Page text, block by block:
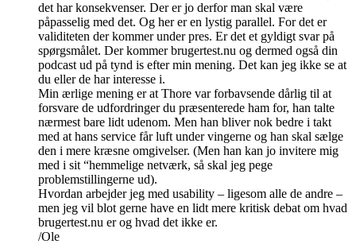
det har konsekvenser. Der er jo derfor man skal være
påpasselig med det. Og her er en lystig parallel. For det er
validiteten der kommer under pres. Er det et gyldigt svar på
spørgsmålet. Der kommer brugertest.nu og dermed også din
podcast ud på tynd is efter min mening. Det kan jeg ikke se at
du eller de har interesse i.
Min ærlige mening er at Thore var forbavsende dårlig til at
forsvare de udfordringer du præsenterede ham for, han talte
nærmest bare lidt udenom. Men han bliver nok bedre i takt
med at hans service får luft under vingerne og han skal sælge
den i mere kræsne omgivelser. (Men han kan jo invitere mig
med i sit “hemmelige netværk, så skal jeg pege
problemstillingerne ud).
Hvordan arbejder jeg med usability – ligesom alle de andre –
men jeg vil blot gerne have en lidt mere kritisk debat om hvad
brugertest.nu er og hvad det ikke er.
/Ole